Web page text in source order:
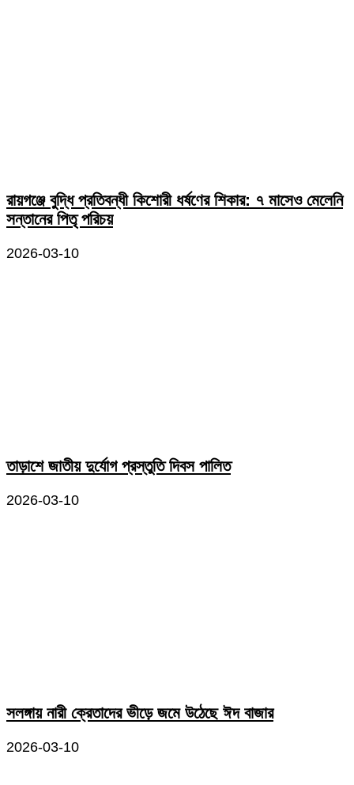
রায়গঞ্জে বুদ্ধি প্রতিবন্ধী কিশোরী ধর্ষণের শিকার: ৭ মাসেও মেলেনি
সন্তানের পিতৃ পরিচয়
2026-03-10
তাড়াশে জাতীয় দুর্যোগ প্রস্তুতি দিবস পালিত
2026-03-10
সলঙ্গায় নারী ক্রেতাদের ভীড়ে জমে উঠেছে ঈদ বাজার
2026-03-10